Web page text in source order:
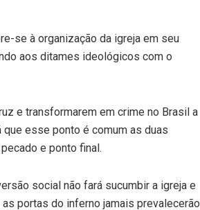
se à organização da igreja em seu
aos ditames ideológicos com o
e transformarem em crime no Brasil a
esse ponto é comum as duas
e ponto final.
social não fará sucumbir a igreja e
portas do inferno jamais prevalecerão